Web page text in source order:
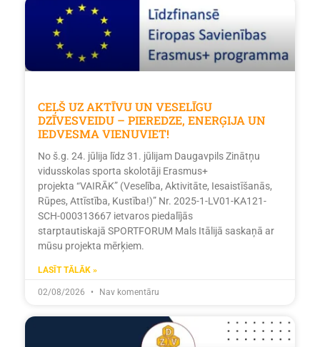
CEĻŠ UZ AKTĪVU UN VESELĪGU
DZĪVESVEIDU – PIEREDZE, ENERĢIJA UN
IEDVESMA VIENUVIET!
No š.g. 24. jūlija līdz 31. jūlijam Daugavpils Zinātņu
vidusskolas sporta skolotāji Erasmus+
projekta “VAIRĀK” (Veselība, Aktivitāte, Iesaistīšanās,
Rūpes, Attīstība, Kustība!)” Nr. 2025-1-LV01-KA121-
SCH-000313667 ietvaros piedalījās
starptautiskajā SPORTFORUM Mals Itālijā saskaņā ar
mūsu projekta mērķiem.
LASĪT TĀLĀK »
02/08/2026 Nav komentāru